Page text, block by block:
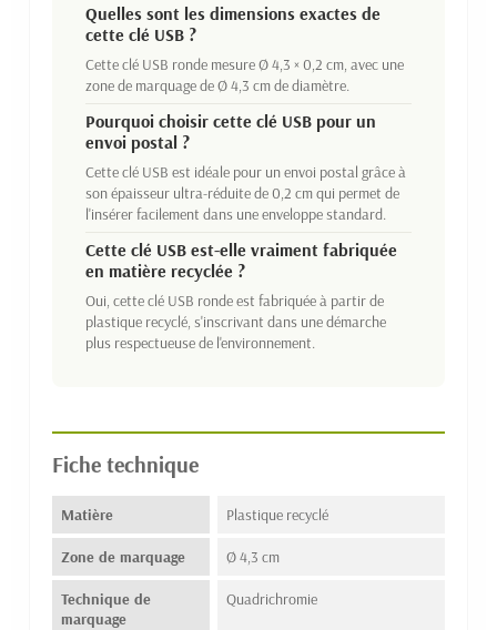
Quelles sont les dimensions exactes de
cette clé USB ?
Cette clé USB ronde mesure Ø 4,3 × 0,2 cm, avec une
zone de marquage de Ø 4,3 cm de diamètre.
Pourquoi choisir cette clé USB pour un
envoi postal ?
Cette clé USB est idéale pour un envoi postal grâce à
son épaisseur ultra-réduite de 0,2 cm qui permet de
l'insérer facilement dans une enveloppe standard.
Cette clé USB est-elle vraiment fabriquée
en matière recyclée ?
Oui, cette clé USB ronde est fabriquée à partir de
plastique recyclé, s'inscrivant dans une démarche
plus respectueuse de l'environnement.
Fiche technique
Matière Plastique recyclé
Zone de marquage Ø 4,3 cm
Technique de
marquage
Quadrichromie